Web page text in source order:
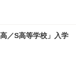
／S高等学校」入学